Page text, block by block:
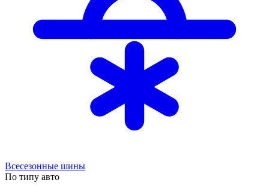
Всесезонные шины
По типу авто